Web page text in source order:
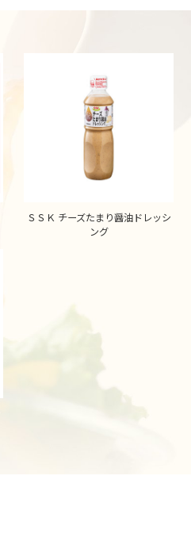
ＳＳＫ チーズたまり醤油ドレッシ
ング